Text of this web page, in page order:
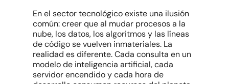
En el sector tecnológico existe una ilusión
común: creer que al mudar procesos a la
nube, los datos, los algoritmos y las líneas
de código se vuelven inmateriales. La
realidad es diferente. Cada consulta en un
modelo de inteligencia artificial, cada
servidor encendido y cada hora de